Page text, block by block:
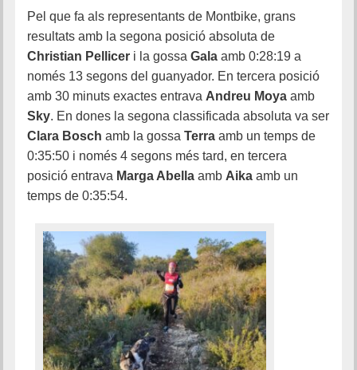
Pel que fa als representants de Montbike, grans
resultats amb la segona posició absoluta de
Christian Pellicer i la gossaGala amb 0:28:19 a
només 13 segons del guanyador. En tercera posició
amb 30 minuts exactes entrava Andreu Moya amb
Sky. En dones la segona classificada absoluta va ser
Clara Bosch amb la gossaTerra amb un temps de
0:35:50 i només 4 segons més tard, en tercera
posició entrava Marga Abella amb Aika amb un
temps de 0:35:54.